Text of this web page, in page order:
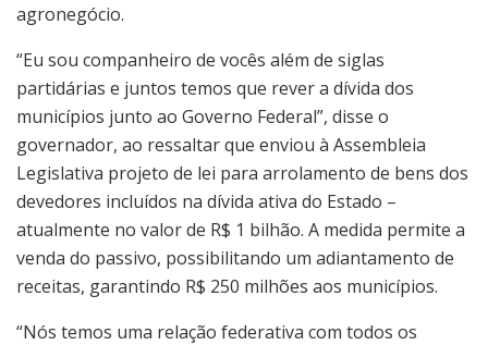
agronegócio.
“Eu sou companheiro de vocês além de siglas
partidárias e juntos temos que rever a dívida dos
municípios junto ao Governo Federal”, disse o
governador, ao ressaltar que enviou à Assembleia
Legislativa projeto de lei para arrolamento de bens dos
devedores incluídos na dívida ativa do Estado –
atualmente no valor de R$ 1 bilhão. A medida permite a
venda do passivo, possibilitando um adiantamento de
receitas, garantindo R$ 250 milhões aos municípios.
“Nós temos uma relação federativa com todos os